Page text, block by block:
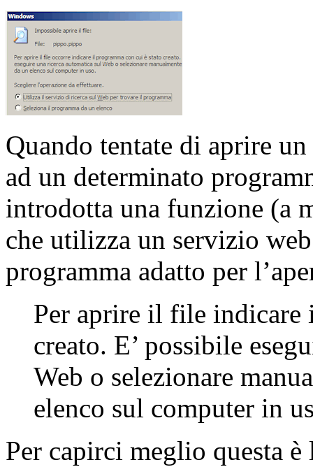
Quando tentate di aprire un
ad un determinato
introdotta una funzione (a
che utilizza un servizio
programma adatto per
Per aprire il file indicare
creato. E’ possibile
Web o selezionare
elenco sul computer in
Per capirci meglio questa è